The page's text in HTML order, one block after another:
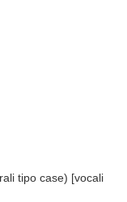
tipo case) [vocali